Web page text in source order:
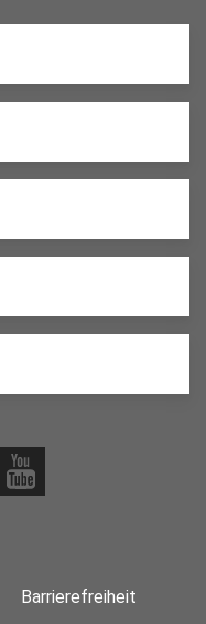
Barrierefreiheit